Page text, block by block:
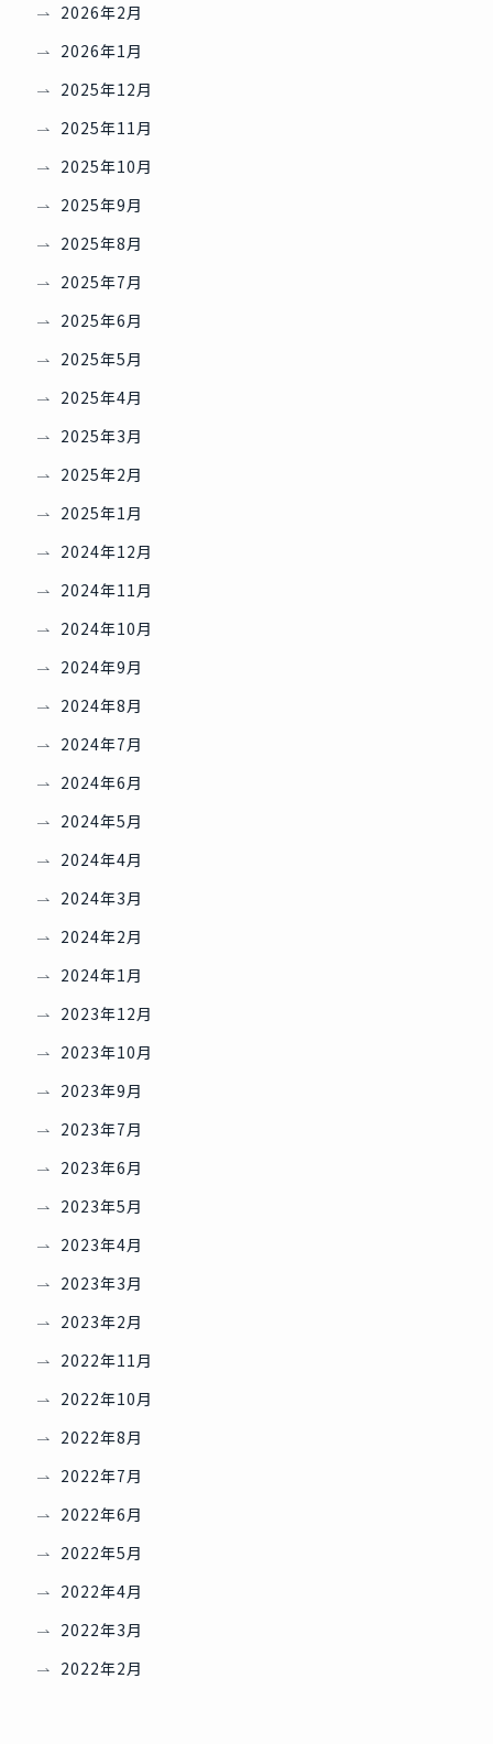
2026年2月
2026年1月
2025年12月
2025年11月
2025年10月
2025年9月
2025年8月
2025年7月
2025年6月
2025年5月
2025年4月
2025年3月
2025年2月
2025年1月
2024年12月
2024年11月
2024年10月
2024年9月
2024年8月
2024年7月
2024年6月
2024年5月
2024年4月
2024年3月
2024年2月
2024年1月
2023年12月
2023年10月
2023年9月
2023年7月
2023年6月
2023年5月
2023年4月
2023年3月
2023年2月
2022年11月
2022年10月
2022年8月
2022年7月
2022年6月
2022年5月
2022年4月
2022年3月
2022年2月